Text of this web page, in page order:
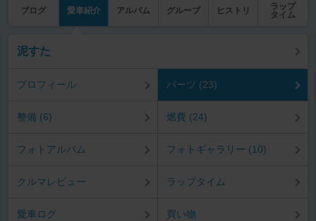
ブログ 愛車紹介 アルバム グループ ヒストリ
ラップ
タイム
泥すた
プロフィール パーツ (23)
整備 (6) 燃費 (24)
フォトアルバム フォトギャラリー (10)
クルマレビュー ラップタイム
愛車ログ 買い物